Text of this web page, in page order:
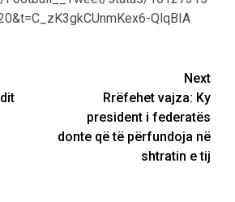
QlqBIA
Next
Rrëfehet vajza: Ky
president i federatës
donte që të përfundoja në
shtratin e tij